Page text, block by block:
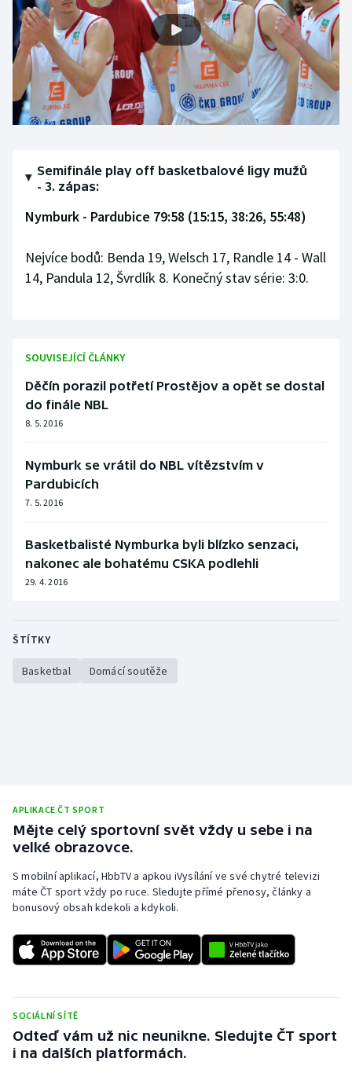
Plážový volejbal
Ragby
Rychlobruslení
Rychlostní kanoistika
Sportovní střelba
Triatlon
Vodní slalom
Volejbal
Ostatní
Semifinále play off basketbalové ligy mužů
- 3. zápas:
Nymburk - Pardubice 79:58 (15:15, 38:26, 55:48)
Nejvíce bodů: Benda 19, Welsch 17, Randle 14 - Wall
14, Pandula 12, Švrdlík 8. Konečný stav série: 3:0.
SOUVISEJÍCÍ ČLÁNKY
Děčín porazil potřetí Prostějov a opět se dostal
do finále NBL
8. 5. 2016
Nymburk se vrátil do NBL vítězstvím v
Pardubicích
7. 5. 2016
Basketbalisté Nymburka byli blízko senzaci,
nakonec ale bohatému CSKA podlehli
29. 4. 2016
ŠTÍTKY
Basketbal Domácí soutěže
APLIKACE ČT SPORT
Mějte celý sportovní svět vždy u sebe i na
velké obrazovce.
S mobilní aplikací, HbbTV a apkou iVysílání ve své chytré televizi
máte ČT sport vždy po ruce. Sledujte přímé přenosy, články a
bonusový obsah kdekoli a kdykoli.
SOCIÁLNÍ SÍTĚ
Odteď vám už nic neunikne. Sledujte ČT sport
i na dalších platformách.